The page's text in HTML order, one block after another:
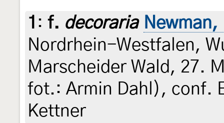
1 : f. decoraria Newman,
Nordrhein-Westfalen,
Marscheider Wald, 27.
fot.: Armin Dahl), conf.
Kettner